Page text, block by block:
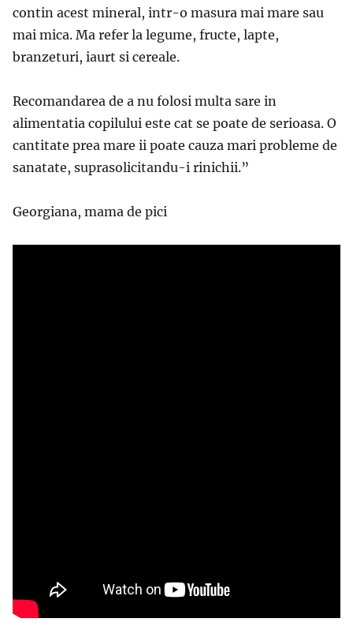
contin acest mineral, intr-o masura mai mare sau
mai mica. Ma refer la legume, fructe, lapte,
branzeturi, iaurt si cereale.
Recomandarea de a nu folosi multa sare in
alimentatia copilului este cat se poate de serioasa. O
cantitate prea mare ii poate cauza mari probleme de
sanatate, suprasolicitandu-i rinichii.”
Georgiana, mama de pici